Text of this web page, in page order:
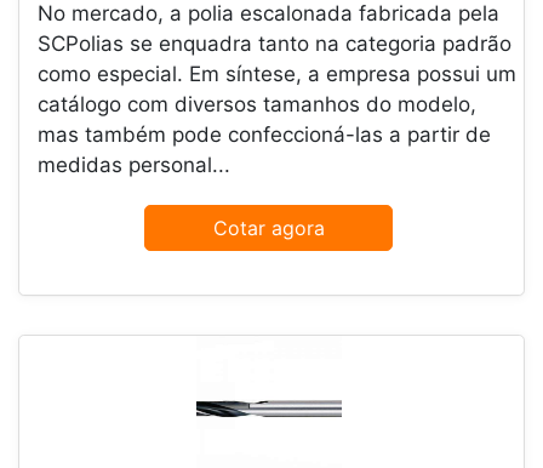
No mercado, a polia escalonada fabricada pela
SCPolias se enquadra tanto na categoria padrão
como especial. Em síntese, a empresa possui um
catálogo com diversos tamanhos do modelo,
mas também pode confeccioná-las a partir de
medidas personal...
Cotar agora